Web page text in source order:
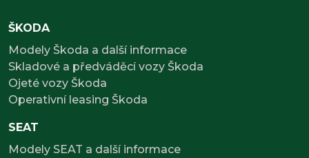
ŠKODA
Modely Škoda a další informace
Skladové a předváděcí vozy Škoda
Ojeté vozy Škoda
Operativní leasing Škoda
SEAT
Modely SEAT a další informace